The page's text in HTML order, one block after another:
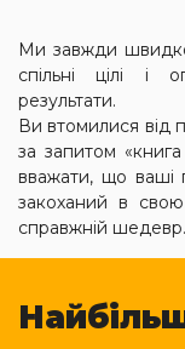
Ми завжди швидко
спільні цілі і
результати.
Ви втомилися від
за запитом
вважати, що ваші
закоханий в
справжній